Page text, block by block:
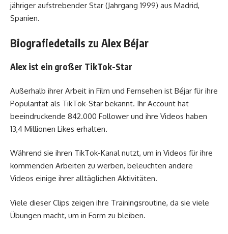
jähriger aufstrebender Star (Jahrgang 1999) aus Madrid,
Spanien.
Biografiedetails zu Alex Béjar
Alex ist ein großer TikTok-Star
Außerhalb ihrer Arbeit in Film und Fernsehen ist Béjar für ihre
Popularität als TikTok-Star bekannt. Ihr Account hat
beeindruckende 842.000 Follower und ihre Videos haben
13,4 Millionen Likes erhalten.
Während sie ihren TikTok-Kanal nutzt, um in Videos für ihre
kommenden Arbeiten zu werben, beleuchten andere
Videos einige ihrer alltäglichen Aktivitäten.
Viele dieser Clips zeigen ihre Trainingsroutine, da sie viele
Übungen macht, um in Form zu bleiben.